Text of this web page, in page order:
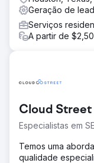
Geração de
Serviços
A partir de
Cloud Street
Especialistas em
Temos uma
qualidade